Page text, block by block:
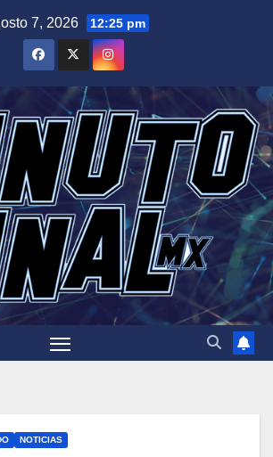
7, 2026 12:25 pm
NOTICIAS